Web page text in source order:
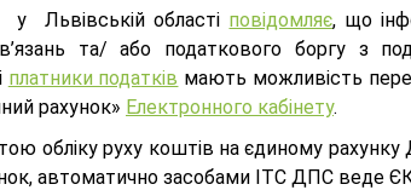
Львівській області повідомляє, що
та/ або податкового боргу з
платники податків мають можливість
рахунок» Електронного кабінету.
обліку руху коштів на єдиному рахунку
автоматично засобами ІТС ДПС веде